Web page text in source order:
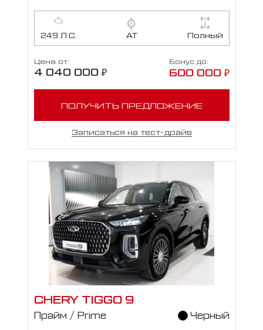
249 Л.С. АТ Полный
Цена от:
4 040 000 ₽
Бонус до:
600 000 ₽
ПОЛУЧИТЬ ПРЕДЛОЖЕНИЕ
Записаться на тест-драйв
CHERY TIGGO 9
Прайм / Prime Черный